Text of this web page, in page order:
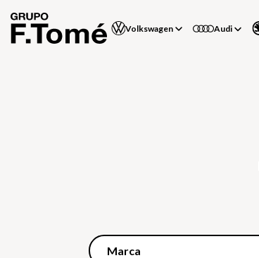
Volkswagen Audi
Marca